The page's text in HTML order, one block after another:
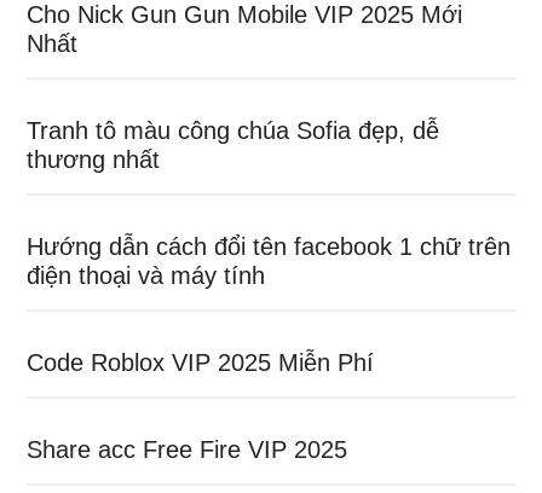
Cho Nick Gun Gun Mobile VIP 2025 Mới
Nhất
Tranh tô màu công chúa Sofia đẹp, dễ
thương nhất
Hướng dẫn cách đổi tên facebook 1 chữ trên
điện thoại và máy tính
Code Roblox VIP 2025 Miễn Phí
Share acc Free Fire VIP 2025